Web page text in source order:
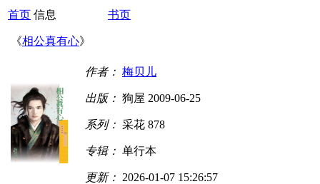
首页 信息 书页
《相公真有心》
作者： 梅贝儿
出版： 狗屋 2009-06-25
系列： 采花 878
专辑： 单行本
更新： 2026-01-07 15:26:57